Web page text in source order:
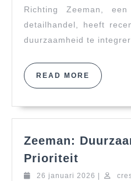
Richting Zeeman,
detailhandel, heeft
duurzaamheid te
READ MORE READ
MORE
Zeeman:
Prioriteit
26 januari 2026 26